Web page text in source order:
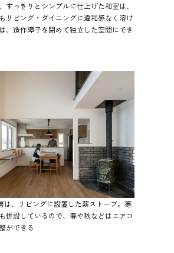
すっきりとシンプルに仕上げた和室は、
リビング・ダイニングに違和感なく溶け
、造作障子を閉めて独立した空間にでき
は、リビングに設置した薪ストーブ。寒
併設しているので、春や秋などはエアコ
ができる